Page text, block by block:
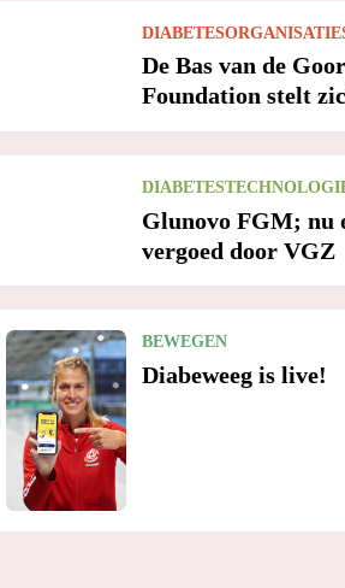
De Bas van de Goor
Foundation stelt
Glunovo FGM; nu
vergoed door VGZ
Diabeweeg is live!
BEWEGEN